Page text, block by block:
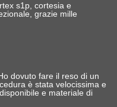
s1p, cortesia e
grazie mille
dovuto fare il reso di un
è stata velocissima e
e materiale di